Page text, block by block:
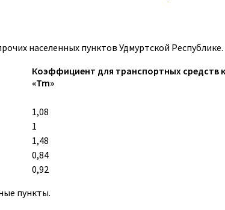
населенных пунктов Удмуртской Республике.
Коэффициент для транспортных средств
«Tm»
1,08
1
1,48
0,84
0,92
пункты.